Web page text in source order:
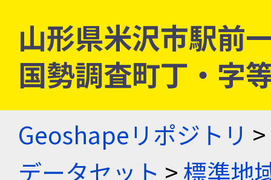
山形県米沢市駅前
国勢調査町丁・字
Geoshapeリポジトリ >
データセット >標準地